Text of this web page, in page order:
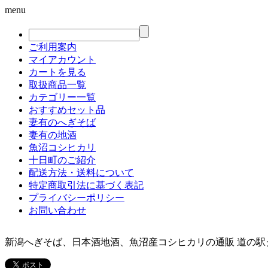
menu
ご利用案内
マイアカウント
カートを見る
取扱商品一覧
カテゴリー一覧
おすすめセット品
妻有のへぎそば
妻有の地酒
魚沼コシヒカリ
十日町のご紹介
配送方法・送料について
特定商取引法に基づく表記
プライバシーポリシー
お問い合わせ
新潟へぎそば、日本酒地酒、魚沼産コシヒカリの通販 道の